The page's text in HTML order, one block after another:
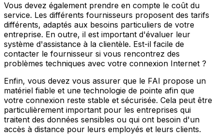
Vous devez également prendre en compte le coût du
service. Les différents fournisseurs proposent des tarifs
différents, adaptés aux besoins particuliers de votre
entreprise. En outre, il est important d'évaluer leur
système d'assistance à la clientèle. Est-il facile de
contacter le fournisseur si vous rencontrez des
problèmes techniques avec votre connexion Internet ?
Enfin, vous devez vous assurer que le FAI propose un
matériel fiable et une technologie de pointe afin que
votre connexion reste stable et sécurisée. Cela peut être
particulièrement important pour les entreprises qui
traitent des données sensibles ou qui ont besoin d'un
accès à distance pour leurs employés et leurs clients.